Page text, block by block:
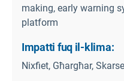
making, early warning
platform
Impatti fuq il-klima:
Nixfiet, Għargħar,